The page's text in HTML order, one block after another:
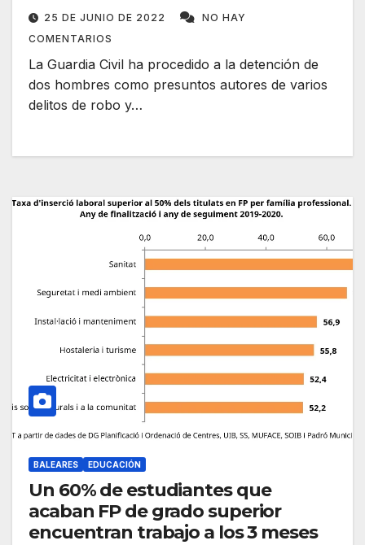
25 DE JUNIO DE 2022
NO HAY
COMENTARIOS
La Guardia Civil ha procedido a la detención de
dos hombres como presuntos autores de varios
delitos de robo y…
BALEARES EDUCACIÓN
Un 60% de estudiantes que
acaban FP de grado superior
encuentran trabajo a los 3 meses